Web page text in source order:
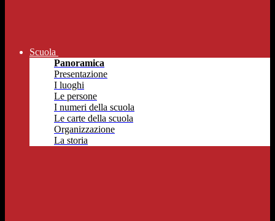
Scuola
Panoramica
Presentazione
I luoghi
Le persone
I numeri della scuola
Le carte della scuola
Organizzazione
La storia